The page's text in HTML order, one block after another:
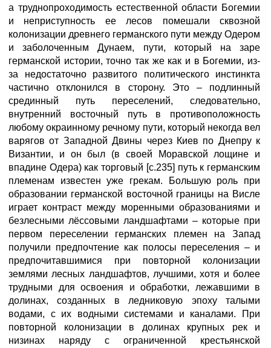
а труднопроходимость естественной области Богемии
и неприступность ее лесов помешали сквозной
колонизации древнего германского пути между Одером
и заболоченным Дунаем, пути, который на заре
германской истории, точно так же как и в Богемии, из-
за недостаточно развитого политического инстинкта
частично отклонился в сторону. Это – подлинный
срединный путь переселений, следовательно,
внутренний восточный путь в противоположность
любому окраинному речному пути, который некогда вел
варягов от Западной Двины через Киев по Днепру к
Византии, и он был (в своей Моравской лощине и
впадине Одера) как торговый [с.235] путь к германским
племенам известен уже грекам. Большую роль при
образовании германской восточной границы на Висле
играет контраст между моренными образованиями и
безлесными лёссовыми ландшафтами – которые при
первом переселении германских племен на Запад
получили предпочтение как полосы переселения – и
предпочитавшимися при повторной колонизации
землями лесных ландшафтов, лучшими, хотя и более
трудными для освоения и обработки, лежавшими в
долинах, созданных в ледниковую эпоху талыми
водами, с их водными системами и каналами. При
повторной колонизации в долинах крупных рек и
низинах наряду с ограниченной крестьянской